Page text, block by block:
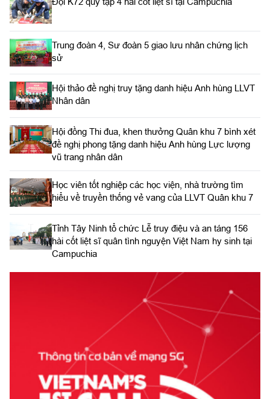
Trung đoàn 4, Sư đoàn 5 giao lưu nhân chứng lịch
sử
Hội thảo đề nghị truy tặng danh hiệu Anh hùng LLVT
Nhân dân
Hội đồng Thi đua, khen thưởng Quân khu 7 bình xét
đề nghị phong tặng danh hiệu Anh hùng Lực lượng
vũ trang nhân dân
Học viên tốt nghiệp các học viện, nhà trường tìm
hiểu về truyền thống vẻ vang của LLVT Quân khu 7
​Tỉnh Tây Ninh tổ chức Lễ truy điệu và an táng 156
hài cốt liệt sĩ quân tình nguyện Việt Nam hy sinh tại
Campuchia